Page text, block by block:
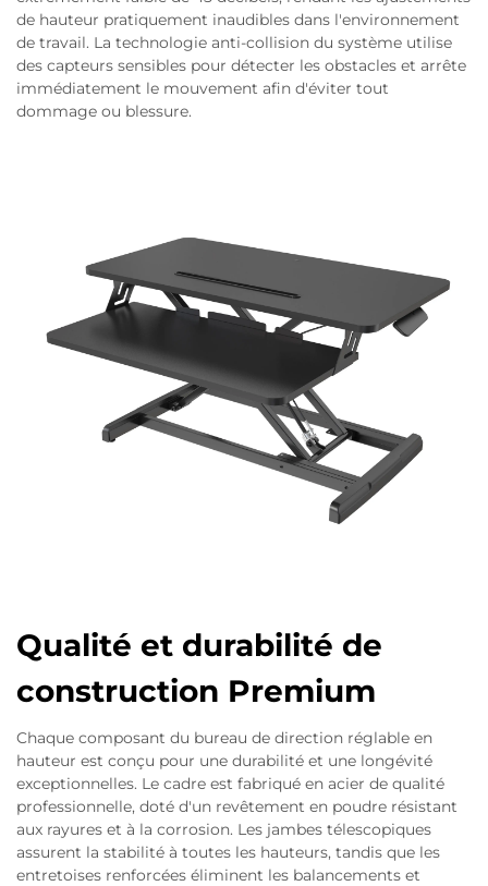
de hauteur pratiquement inaudibles dans l'environnement
de travail. La technologie anti-collision du système utilise
des capteurs sensibles pour détecter les obstacles et arrête
immédiatement le mouvement afin d'éviter tout
dommage ou blessure.
Qualité et durabilité de
construction Premium
Chaque composant du bureau de direction réglable en
hauteur est conçu pour une durabilité et une longévité
exceptionnelles. Le cadre est fabriqué en acier de qualité
professionnelle, doté d'un revêtement en poudre résistant
aux rayures et à la corrosion. Les jambes télescopiques
assurent la stabilité à toutes les hauteurs, tandis que les
entretoises renforcées éliminent les balancements et